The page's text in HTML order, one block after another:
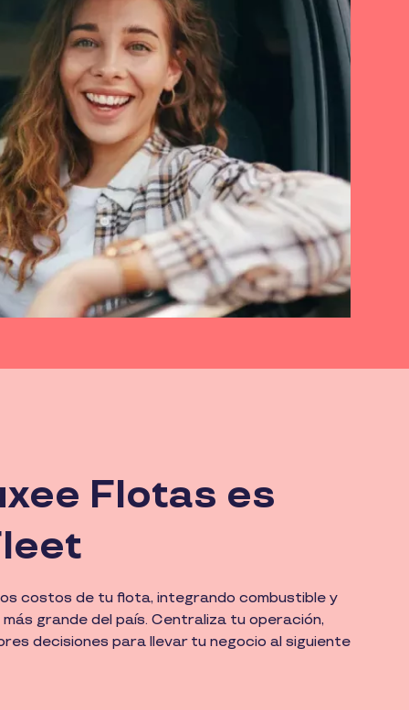
Flotas es
costos de tu flota, integrando combustible y
grande del país. Centraliza tu operación,
decisiones para llevar tu negocio al siguiente